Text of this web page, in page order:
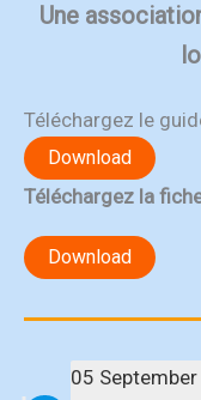
Une
Téléchargez le
Download
Téléchargez la
Download
05